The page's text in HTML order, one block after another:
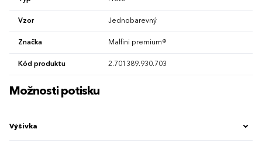
Vzor Jednobarevný
Značka Malfini premium®
Kód produktu 2.701389.930.703
Možnosti potisku
Výšivka